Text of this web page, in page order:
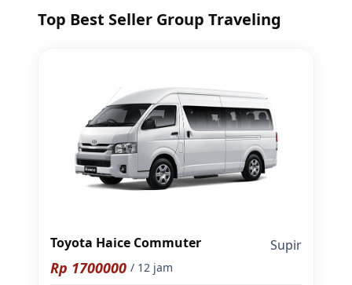
Top Best Seller Group Traveling
Toyota Haice Commuter Supir
Rp 1700000 / 12 jam